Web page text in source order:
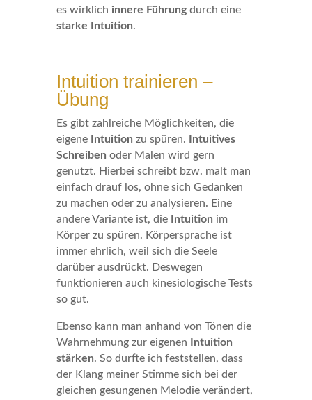
es wirklich innere Führungdurch eine
starke Intuition.
Intuition trainieren –
Übung
Es gibt zahlreiche Möglichkeiten, die
eigene
Intuition zu spüren.
Intuitives
Schreiben oder Malen wird gern
genutzt. Hierbei schreibt bzw. malt man
einfach drauf los, ohne sich Gedanken
zu machen oder zu analysieren. Eine
andere Variante ist, die
Intuition im
Körper zu spüren. Körpersprache ist
immer ehrlich, weil sich die Seele
darüber ausdrückt. Deswegen
funktionieren auch kinesiologische Tests
so gut.
Ebenso kann man anhand von Tönen die
Wahrnehmung zur eigenen
Intuition
stärken. So durfte ich feststellen, dass
der Klang meiner Stimme sich bei der
gleichen gesungenen Melodie verändert,